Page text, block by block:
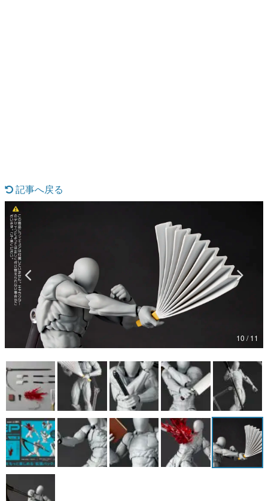
なんでゲームは面白い？
具体的な形から解き明かしていく、硬派で骨太な評論連載
「経験値」「裏技」「ラスボス」… ゲームにまつわる言葉
の起源や用法の変遷を、コンピューター文化史研究家・タ
イニーP氏が徹底調査。
カテゴリ
特集記事
マンガ
女性向け
アプリレビュー
その他
電ファミニコゲーマーとは？
運営：株式会社マレ
記事へ戻る
10 / 11